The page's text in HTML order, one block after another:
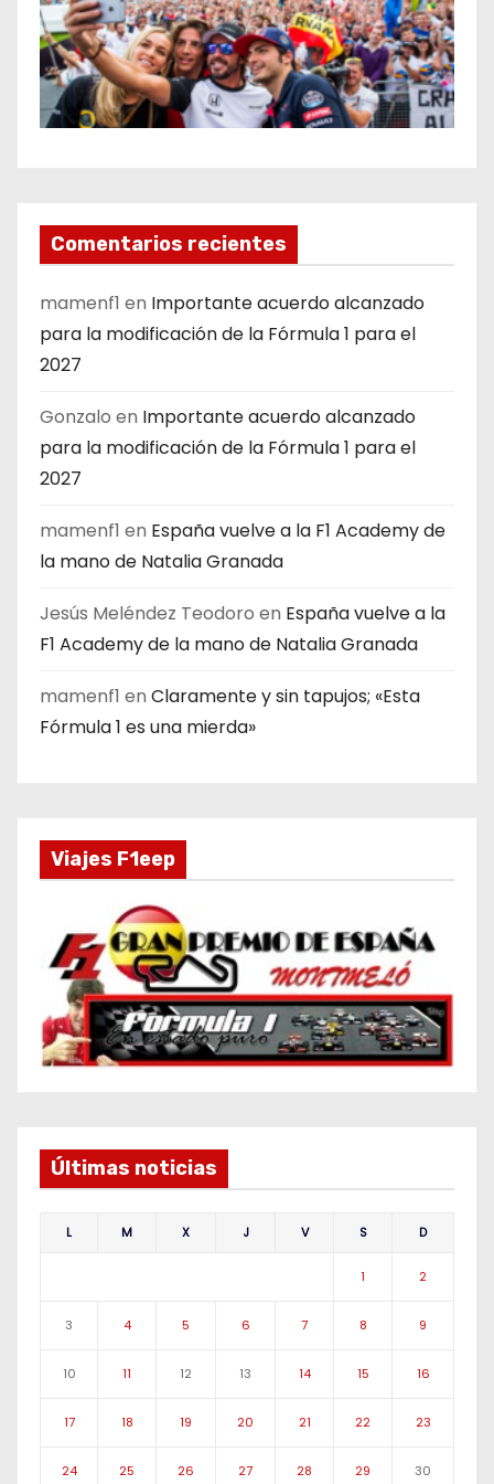
Comentarios recientes
mamenf1 en Importante acuerdo alcanzado
para la modificación de la Fórmula 1 para el
2027
Gonzalo en Importante acuerdo alcanzado
para la modificación de la Fórmula 1 para el
2027
mamenf1 en España vuelve a la F1 Academy de
la mano de Natalia Granada
Jesús Meléndez Teodoro en España vuelve a la
F1 Academy de la mano de Natalia Granada
mamenf1 en Claramente y sin tapujos; «Esta
Fórmula 1 es una mierda»
Viajes F1eep
Últimas noticias
L M X J V S D
1 2
3 4 5 6 7 8 9
10 11 12 13 14 15 16
17 18 19 20 21 22 23
24 25 26 27 28 29 30